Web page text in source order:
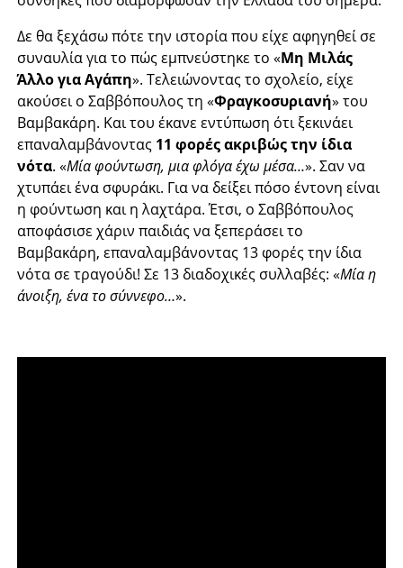
Δε θα ξεχάσω πότε την ιστορία που είχε αφηγηθεί σε
συναυλία για το πώς εμπνεύστηκε το «Μη Μιλάς
Άλλο για Αγάπη». Τελειώνοντας το σχολείο, είχε
ακούσει ο Σαββόπουλος τη «Φραγκοσυριανή» του
Βαμβακάρη. Και του έκανε εντύπωση ότι ξεκινάει
επαναλαμβάνοντας 11 φορές ακριβώς την ίδια
νότα. «Μία φούντωση, μια φλόγα έχω μέσα…». Σαν να
χτυπάει ένα σφυράκι. Για να δείξει πόσο έντονη είναι
η φούντωση και η λαχτάρα. Έτσι, ο Σαββόπουλος
αποφάσισε χάριν παιδιάς να ξεπεράσει το
Βαμβακάρη, επαναλαμβάνοντας 13 φορές την ίδια
νότα σε τραγούδι! Σε 13 διαδοχικές συλλαβές: «Μία η
άνοιξη, ένα το σύννεφο…».